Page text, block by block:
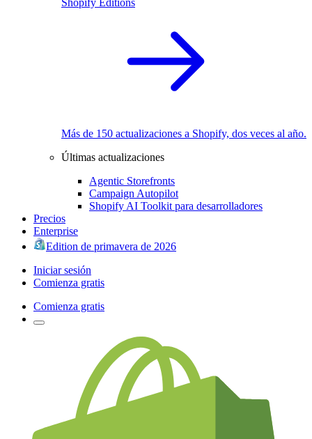
Shopify Editions
Más de 150 actualizaciones a Shopify, dos veces al año.
Últimas actualizaciones
Agentic Storefronts
Campaign Autopilot
Shopify AI Toolkit para desarrolladores
Precios
Enterprise
Edition de primavera de 2026
Iniciar sesión
Comienza gratis
Comienza gratis